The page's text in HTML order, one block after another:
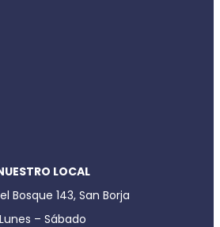
LOCAL
Bosque 143, San Borja
Lunes – Sábado